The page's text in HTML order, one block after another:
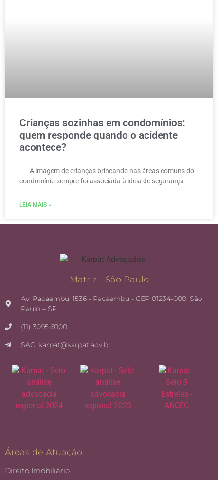
Crianças sozinhas em condomínios:
quem responde quando o acidente
acontece?
A imagem de crianças brincando nas áreas comuns do
condomínio sempre foi associada à ideia de segurança
LEIA MAIS »
Matriz - São Paulo
Av. Pacaembu, 1536 - Pacaembu - CEP 01234-000, São
Paulo – SP
(11) 3095.6000
SAC: karpat@karpat.adv.br
Áreas de Atuação
Direito Imobiliário